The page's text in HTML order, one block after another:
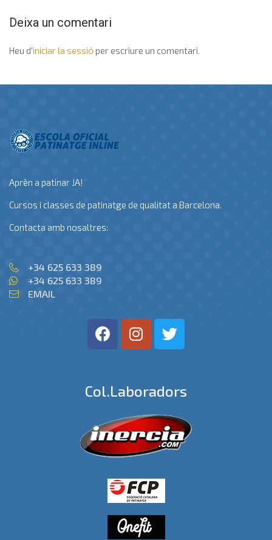
Deixa un comentari
Heu d'iniciar la sessió per escriure un comentari.
Aprèn a patinar JA!
Cursos i classes de patinatge de qualitat a Barcelona.
Contacta amb nosaltres:
+34 625 633 389
+34 625 633 389
EMAIL
Col.laboradors